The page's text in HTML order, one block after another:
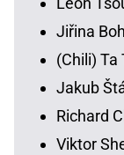
Jiřina
(Chili) Ta
Jakub
Richard
Viktor